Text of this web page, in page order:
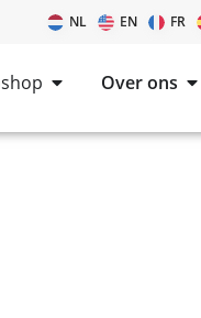
NL EN FR
Over ons